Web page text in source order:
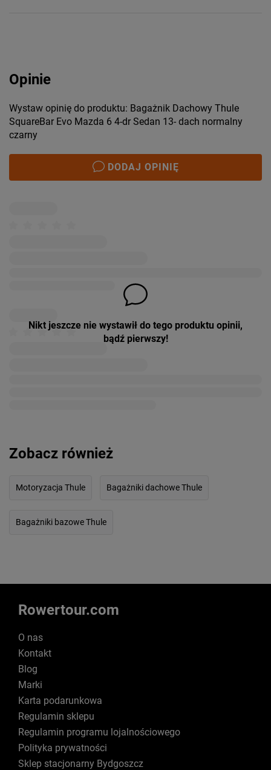
Opinie
Wystaw opinię do produktu: Bagażnik Dachowy Thule
SquareBar Evo Mazda 6 4-dr Sedan 13- dach normalny
czarny
DODAJ OPINIĘ
Nikt jeszcze nie wystawił do tego produktu opinii,
bądź pierwszy!
Zobacz również
Motoryzacja Thule Bagażniki dachowe Thule
Bagażniki bazowe Thule
Rowertour.com
O nas
Kontakt
Blog
Marki
Karta podarunkowa
Regulamin sklepu
Regulamin programu lojalnościowego
Polityka prywatności
Sklep stacjonarny Bydgoszcz